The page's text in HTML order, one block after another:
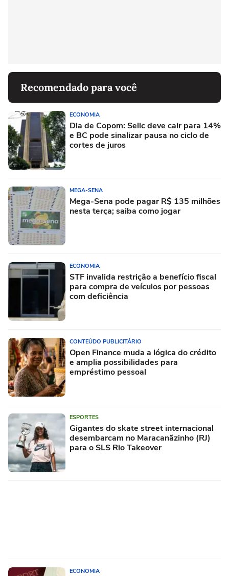
Recomendado para você
ECONOMIA
Dia de Copom: Selic deve cair para 14%
e BC pode sinalizar pausa no ciclo de
cortes de juros
MEGA-SENA
Mega-Sena pode pagar R$ 135 milhões
nesta terça; saiba como jogar
ECONOMIA
STF invalida restrição a benefício fiscal
para compra de veículos por pessoas
com deficiência
CONTEÚDO PUBLICITÁRIO
Open Finance muda a lógica do crédito
e amplia possibilidades para
empréstimo pessoal
ESPORTES
Gigantes do skate street internacional
desembarcam no Maracanãzinho (RJ)
para o SLS Rio Takeover
ECONOMIA